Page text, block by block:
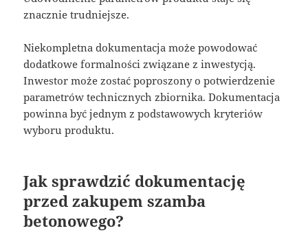
znacznie trudniejsze.
Niekompletna dokumentacja może powodować
dodatkowe formalności związane z inwestycją.
Inwestor może zostać poproszony o potwierdzenie
parametrów technicznych zbiornika. Dokumentacja
powinna być jednym z podstawowych kryteriów
wyboru produktu.
Jak sprawdzić dokumentację
przed zakupem szamba
betonowego?